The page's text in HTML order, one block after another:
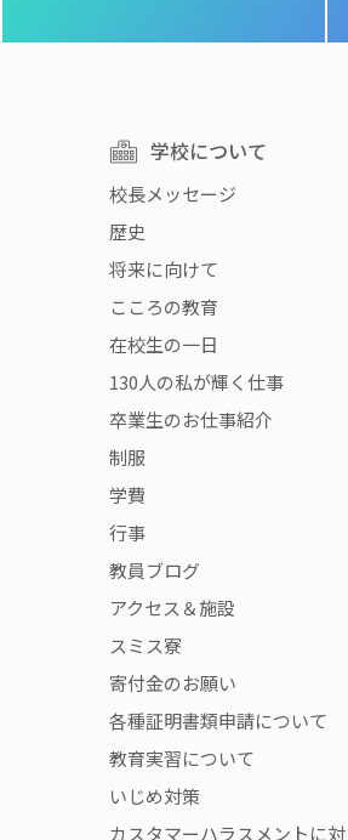
学校について
校長メッセージ
歴史
将来に向けて
こころの教育
在校生の一日
130人の私が輝く仕事
卒業生のお仕事紹介
制服
学費
行事
教員ブログ
アクセス＆施設
スミス寮
寄付金のお願い
各種証明書類申請について
教育実習について
いじめ対策
カスタマーハラスメントに